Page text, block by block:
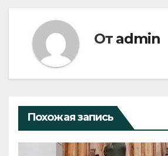
От admin
Похожая запись